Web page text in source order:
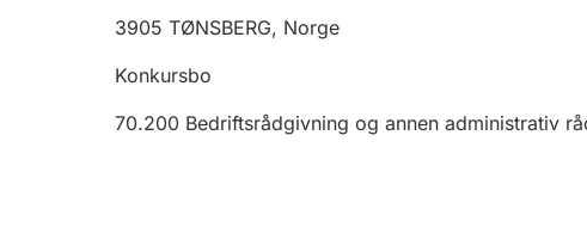
3905 TØNSBERG, Norge
Konkursbo
70.200 Bedriftsrådgivning og annen administrativ